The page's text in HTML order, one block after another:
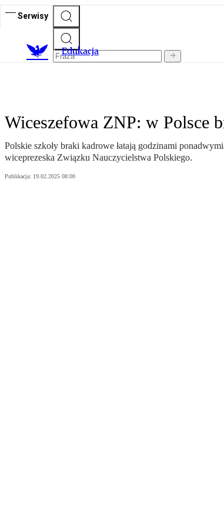
Serwisy
Edukacja
Wiceszefowa ZNP: w Polsce
Polskie szkoły braki kadrowe łatają godzinami
wiceprezeska Związku Nauczycielstwa Polskiego.
Publikacja: 19.02.2025 08:00